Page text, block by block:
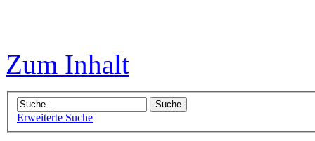
Zum Inhalt
Erweiterte Suche